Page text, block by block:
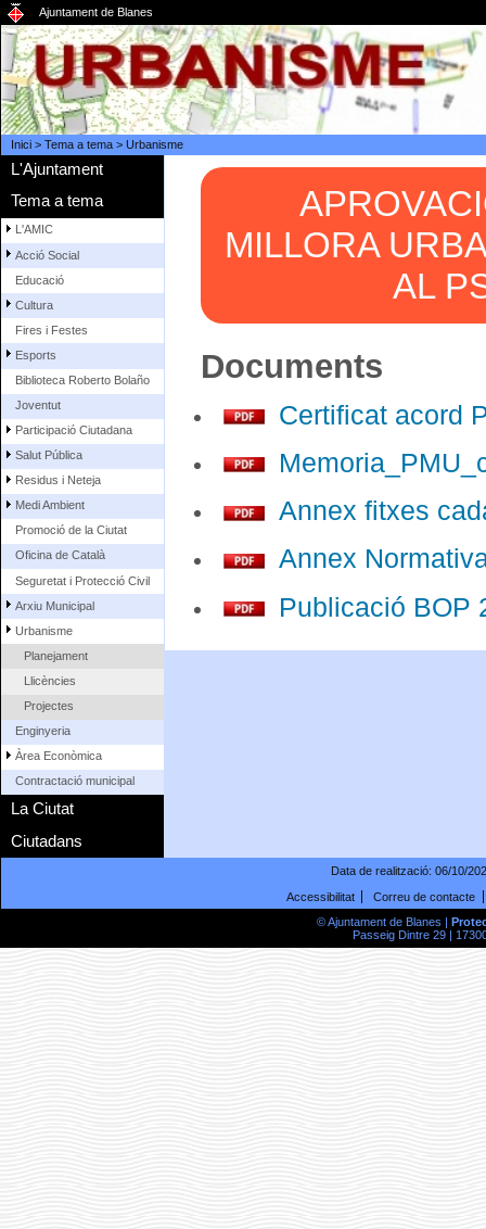
Ajuntament de Blanes
Inici> Tema a tema> Urbanisme
L'Ajuntament
Tema a tema
L'AMIC
Acció Social
Educació
Cultura
Fires i Festes
Esports
Biblioteca Roberto Bolaño
Joventut
Participació Ciutadana
Salut Pública
Residus i Neteja
Medi Ambient
Promoció de la Ciutat
Oficina de Català
Seguretat i Protecció Civil
Arxiu Municipal
Urbanisme
Planejament
Llicències
Projectes
Enginyeria
Àrea Econòmica
Contractació municipal
La Ciutat
Ciutadans
MILLORA
AL
Documents
Certificat acord
Annex fitxes
Annex
Publicació BOP
Data de realització: 06/10/
Accessibilitat
Correu de contacte
© Ajuntament de Blanes |
Passeig Dintre 29 |